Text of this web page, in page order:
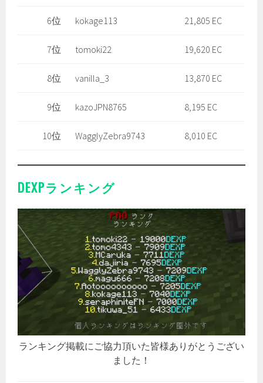
6位 kokage113 21,805 EC
7位 tomoki22 19,620 EC
8位 vanilla_3 13,870 EC
9位 kazoJPN8765 8,195 EC
10位 WagglyZebra9743 8,010 EC
DEXPランキング
ランキング掲載にご協力頂いた皆様ありがとうござい
ました！